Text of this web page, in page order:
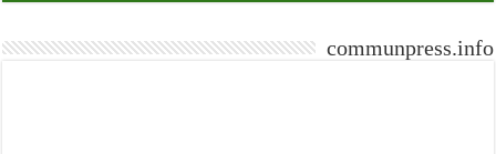
communpress.info